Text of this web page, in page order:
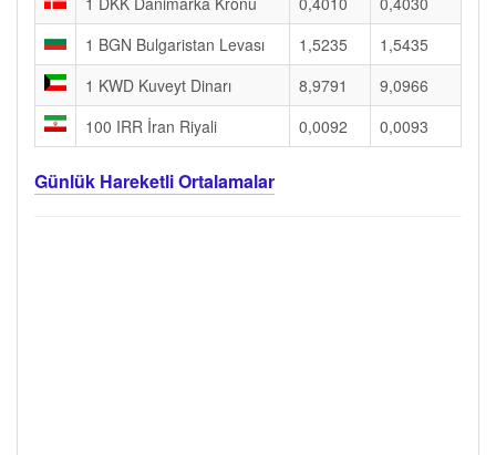
1 BGN Bulgaristan Levası
1,5235
1,5435
1 KWD Kuveyt Dinarı
8,9791
9,0966
100 IRR İran Riyali
0,0092 0,0093
Günlük Hareketli Ortalamalar